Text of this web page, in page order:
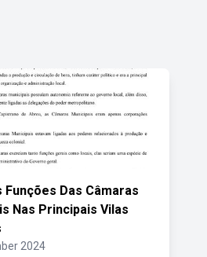
Funções Das Câmaras
Nas Principais Vilas
2024